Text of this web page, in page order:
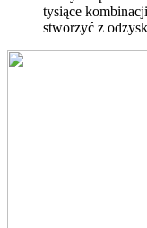
tysiące
stworzyć z